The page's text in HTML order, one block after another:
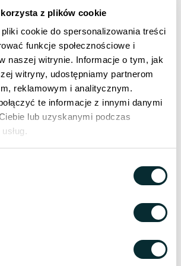
z plików cookie
cookie do spersonalizowania treści
funkcje społecznościowe i
naszej witrynie. Informacje o tym, jak
witryny, udostępniamy partnerom
reklamowym i analitycznym.
te informacje z innymi danymi
lub uzyskanymi podczas
Person, die die Reise zu einem
erfolgreich abgeschlossen hat. Das
von Ihnen sein, ein Arbeitskollege oder
Erfolge bei der Gewichtsabnahme,
mit diesem Triumph kommt eine neue
für die Gesichts- und
des "eingefallenen
Wie Gewichtsverlust